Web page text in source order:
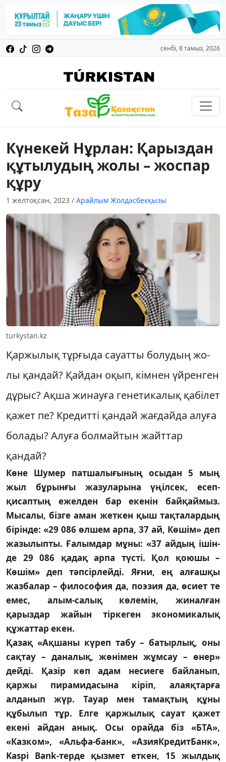
сенбі, 8 тамыз, 2026
Күнекей Нұрлан: Қарыздан
құтылудың жолы – жоспар
құру
1 желтоқсан, 2023 / Арайлым Жолдасбекқызы
turkystan.kz
Қаржылық тұрғыда сауатты болу­дың жо­
лы қандай? Қайдан оқып, кімнен үй­рен­ген
дұрыс? Ақша жинауға генетикалық қабілет
қажет пе? Кре­дит­ті қандай жағдайда алуға
болады? Алуға бол­майтын жайттар
қандай?
Көне Шумер патшалығының осыдан 5 мың
жыл бұ­­рынғы жазуларына үңілсек, есеп-
қисаптың ежел­ден бар екенін байқаймыз.
Мысалы, бізге аман жеткен қыш тақталардың
бірінде: «29 086 өлшем арпа, 37 ай, Көшім» деп
жазылыпты. Ғалымдар мұны: «37 айдың ішін­
де 29 086 қадақ арпа түсті. Қол қоюшы –
Көшім» деп тәпсірлейді. Яғни, ең алғашқы
жазбалар – фи­ло­со­фия да, поэзия да, өсиет те
емес, алым-салық кө­ле­мін, жиналған
қарыздар жайын тіркеген эко­но­ми­калық
құжаттар екен.
Қазақ «Ақшаны күреп табу – батырлық, оны
сақ­тау – даналық, жөнімен жұмсау – өнер»
дейді. Қазір көп адам несиеге байланып,
қаржы пирамидасына кі­ріп, алаяқтарға
алданып жүр. Тауар мен тамақтың құны
құбылып тұр. Елге қаржылық сауат қажет
екені ай­дан анық. Осы орайда біз «БТА»,
«Казком», «Альфа-банк», «АзияКредитБанк»,
Kaspi Bank-терде қызмет ет­кен, 15 жылдық